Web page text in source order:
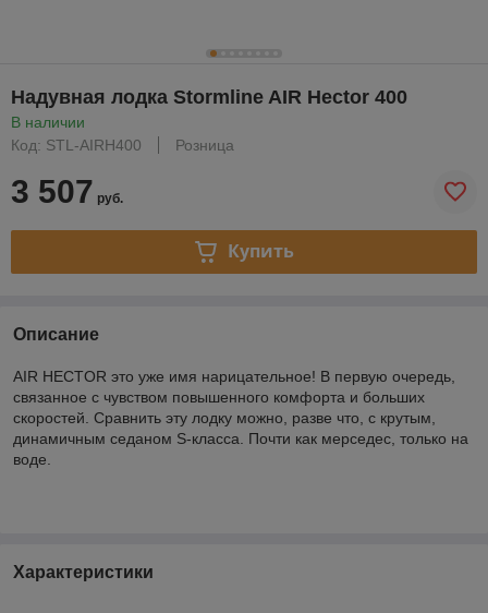
Надувная лодка Stormline AIR Hector 400
В наличии
Код: STL-AIRH400
Розница
3 507 руб.
Купить
Описание
AIR HECTOR это уже имя нарицательное! В первую очередь,
связанное с чувством повышенного комфорта и больших
скоростей. Сравнить эту лодку можно, разве что, с крутым,
динамичным седаном S-класса. Почти как мерседес, только на
воде.
Характеристики